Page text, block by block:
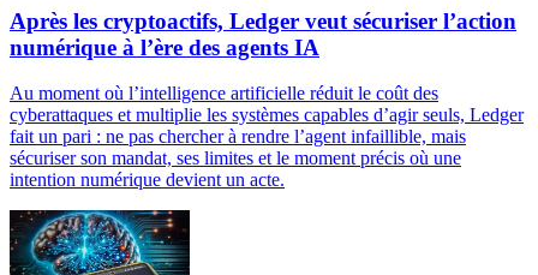
Après les cryptoactifs, Ledger veut sécuriser l’action
numérique à l’ère des agents IA
Au moment où l’intelligence artificielle réduit le coût des
cyberattaques et multiplie les systèmes capables d’agir seuls, Ledger
fait un pari : ne pas chercher à rendre l’agent infaillible, mais
sécuriser son mandat, ses limites et le moment précis où une
intention numérique devient un acte.